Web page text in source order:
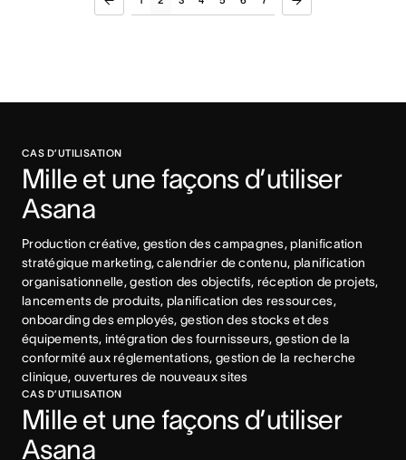
CAS D’UTILISATION
Mille et une façons d’utiliser
Asana
Production créative, gestion des campagnes, planification
stratégique marketing, calendrier de contenu, planification
organisationnelle, gestion des objectifs, réception de projets,
lancements de produits, planification des ressources,
onboarding des employés, gestion des stocks et des
équipements, intégration des fournisseurs, gestion de la
conformité aux réglementations, gestion de la recherche
clinique, ouvertures de nouveaux sites
CAS D’UTILISATION
Mille et une façons d’utiliser
Asana